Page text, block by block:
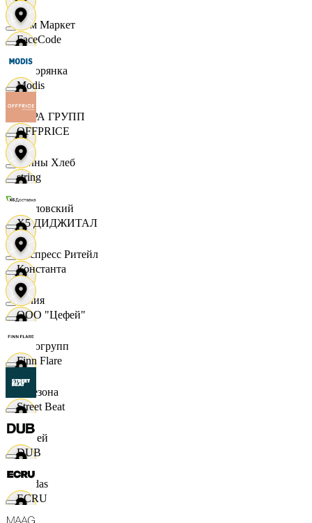
Хом Маркет
Хуторянка
ЦЕРА ГРУПП
Челны Хлеб
Чкаловский
Экспресс Ритейл
Юлия
Яркогрупп
4 Сезона
7 дней
Adidas
FaceCode
Modis
OFFPRICE
string
X5 ДИДЖИТАЛ
Константа
ООО "Цефей"
Finn Flare
Street Beat
DUB
ECRU